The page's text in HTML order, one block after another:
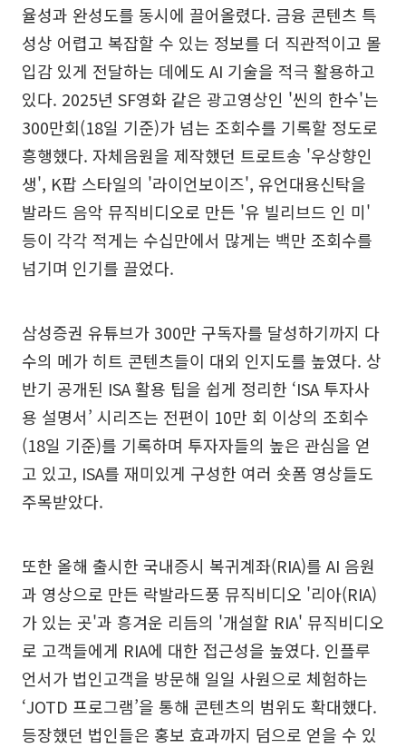
율성과 완성도를 동시에 끌어올렸다. 금융 콘텐츠 특
성상 어렵고 복잡할 수 있는 정보를 더 직관적이고 몰
입감 있게 전달하는 데에도 AI 기술을 적극 활용하고
있다. 2025년 SF영화 같은 광고영상인 '씬의 한수'는
300만회(18일 기준)가 넘는 조회수를 기록할 정도로
흥행했다. 자체음원을 제작했던 트로트송 '우상향인
생', K팝 스타일의 '라이언보이즈', 유언대용신탁을
발라드 음악 뮤직비디오로 만든 '유 빌리브드 인 미'
등이 각각 적게는 수십만에서 많게는 백만 조회수를
넘기며 인기를 끌었다.
삼성증권 유튜브가 300만 구독자를 달성하기까지 다
수의 메가 히트 콘텐츠들이 대외 인지도를 높였다. 상
반기 공개된 ISA 활용 팁을 쉽게 정리한 ‘ISA 투자사
용 설명서’ 시리즈는 전편이 10만 회 이상의 조회수
(18일 기준)를 기록하며 투자자들의 높은 관심을 얻
고 있고, ISA를 재미있게 구성한 여러 숏폼 영상들도
주목받았다.
또한 올해 출시한 국내증시 복귀계좌(RIA)를 AI 음원
과 영상으로 만든 락발라드풍 뮤직비디오 '리아(RIA)
가 있는 곳'과 흥겨운 리듬의 '개설할 RIA' 뮤직비디오
로 고객들에게 RIA에 대한 접근성을 높였다. 인플루
언서가 법인고객을 방문해 일일 사원으로 체험하는
‘JOTD 프로그램’을 통해 콘텐츠의 범위도 확대했다.
등장했던 법인들은 홍보 효과까지 덤으로 얻을 수 있